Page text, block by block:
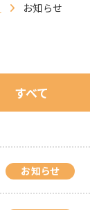
お知らせ
すべて
お知らせ